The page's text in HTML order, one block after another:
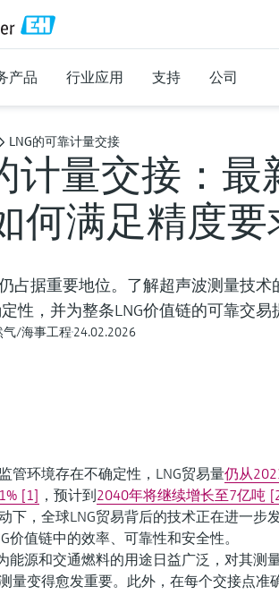
产品 行业应用 支持 公司
LNG的可靠计量交接
计量交接：
何满足精度要
占据重要地位。了解超声波测量技
性，并为整条LNG价值链的可靠交易
气/海事工程 24.02.2026
管环境存在不确定性，LNG贸易量仍从
[1] ，预计到2040年将继续增长至7亿吨
下，全球LNG贸易背后的技术正在进一步
价值链中的效率、可靠性和安全性。
能源和交通燃料的用途日益广泛，对其测
量变得愈发重要。此外，在每个交接点准